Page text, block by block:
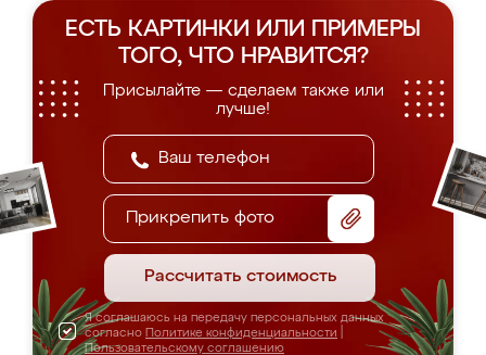
ЕСТЬ КАРТИНКИ ИЛИ ПРИМЕРЫ
ТОГО, ЧТО НРАВИТСЯ?
Присылайте — сделаем также или
лучше!
Прикрепить фото
Рассчитать стоимость
Я соглашаюсь на передачу персональных данных
согласно Политике конфиденциальности
Пользовательскому соглашению